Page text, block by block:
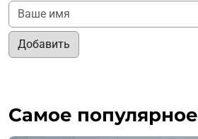
Добавить
Самое популярное